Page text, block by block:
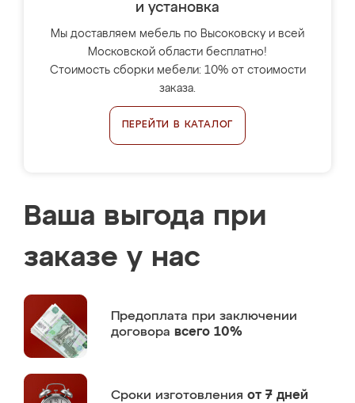
и установка
Мы доставляем мебель по Высоковску и всей
Московской области бесплатно!
Стоимость сборки мебели: 10% от стоимости
заказа.
ПЕРЕЙТИ В КАТАЛОГ
Ваша выгода при
заказе у нас
Предоплата при заключении
договора всего 10%
Сроки изготовления от 7 дней